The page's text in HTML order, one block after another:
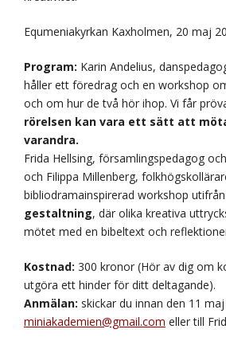
Equmeniakyrkan Kaxholmen, 20 maj
Program: Karin Andelius,
håller ett föredrag och en workshop
och om hur de två hör ihop. Vi får
rörelsen kan vara ett sätt att
varandra.
Frida Hellsing, församlingspedagog
och Filippa Millenberg,
bibliodramainspirerad workshop
gestaltning, där olika kreativa
mötet med en bibeltext och
Kostnad: 300 kronor (Hör av dig om
utgöra ett hinder för ditt deltagande).
Anmälan: skickar du innan den 11
miniakademien@gmail.com eller till